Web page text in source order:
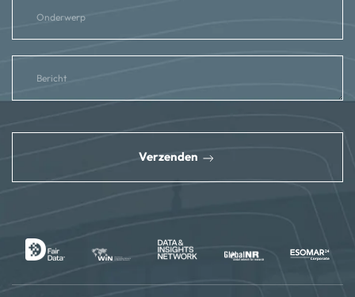
Verzenden